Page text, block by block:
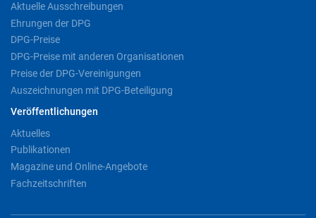
Aktuelle Ausschreibungen
Ehrungen der DPG
DPG-Preise
DPG-Preise mit anderen Organisationen
Preise der DPG-Vereinigungen
Auszeichnungen mit DPG-Beteiligung
Veröffentlichungen
Aktuelles
Publikationen
Magazine und Online-Angebote
Fachzeitschriften